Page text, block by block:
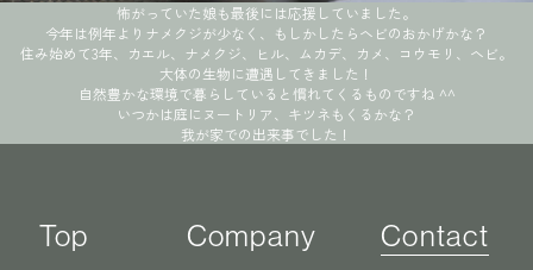
怖がっていた娘も最後には応援していました。
今年は例年よりナメクジが少なく、もしかしたらヘビのおかげかな？
住み始めて3年、カエル、ナメクジ、ヒル、ムカデ、カメ、コウモリ、ヘビ。
大体の生物に遭遇してきました！
自然豊かな環境で暮らしていると慣れてくるものですね ^^
いつかは庭にヌートリア、キツネもくるかな？
我が家での出来事でした！
Top
Company Contact